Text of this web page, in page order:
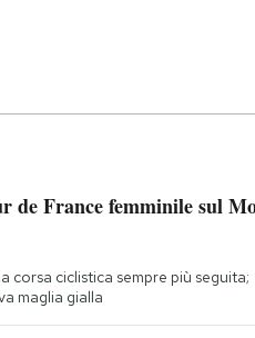
de France femminile sul
corsa ciclistica sempre più seguita;
maglia gialla